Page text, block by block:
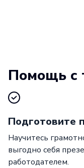
Помощь с
Подготовите
Научитесь
выгодно себя
работодателем.